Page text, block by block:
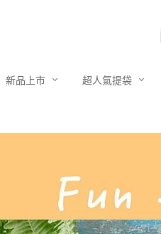
新品上市 超人氣提袋